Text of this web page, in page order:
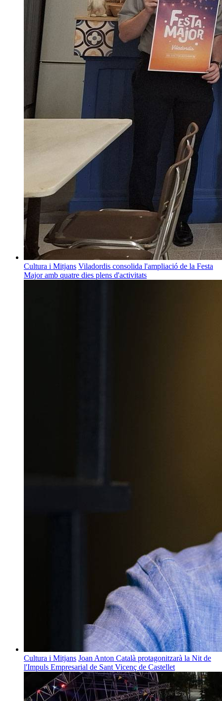
Cultura i Mitjans Viladordis consolida l'ampliació de la Festa
Major amb quatre dies plens d'activitats
Cultura i Mitjans Joan Anton Català protagonitzarà la Nit de
l'Impuls Empresarial de Sant Vicenç de Castellet